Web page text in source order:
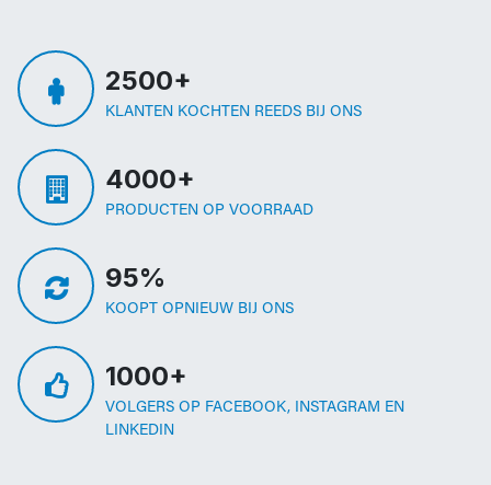
2500+
KLANTEN KOCHTEN REEDS BIJ ONS
4000+
PRODUCTEN OP VOORRAAD
95%
KOOPT OPNIEUW BIJ ONS
1000+
VOLGERS OP FACEBOOK, INSTAGRAM EN
LINKEDIN